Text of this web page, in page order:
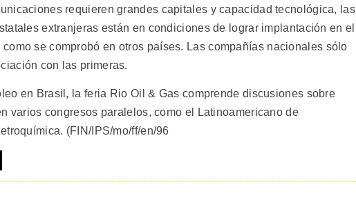
requieren grandes capitales y capacidad tecnológica, las
extranjeras están en condiciones de lograr implantación en el
se comprobó en otros países. Las compañías nacionales sólo
con las primeras.
en Brasil, la feria Rio Oil & Gas comprende discusiones sobre
varios congresos paralelos, como el Latinoamericano de
(FIN/IPS/mo/ff/en/96